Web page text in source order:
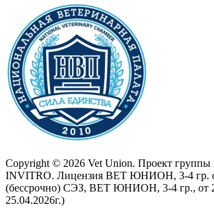
Copyright © 2026 Vet Union. Проект группы
INVITRO. Лицензия ВЕТ ЮНИОН, 3-4 гр.
(бессрочно) СЭЗ, ВЕТ ЮНИОН, 3-4 гр., от
25.04.2026г.)